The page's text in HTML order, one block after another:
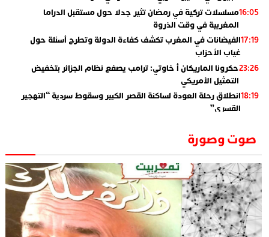
16:05مسلسلات تركية في رمضان تثير جدلا حول مستقبل الدراما
المغربية في وقت الذروة
17:19الفيضانات في المغرب تكشف كفاءة الدولة وتطرح أسئلة حول
غياب الأحزاب
23:26حكرونا الماريكان أ خاوتي: ترامب يصفع نظام الجزائر بتخفيض
التمثيل الأمريكي
18:19انطلاق رحلة العودة لساكنة القصر الكبير وسقوط سردية “التهجير
القسري”
01:55
​”لارام”.. 3 خطوط أخرى نحو إسبانيا وهذه هي الوجهات
14:37الاعلامي حسن فاتح.. لهذا السبب يرفض بعض لاعبوا المنتخب
تعيين السكتيوي
صوت وصورة